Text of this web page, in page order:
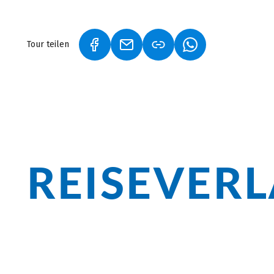
Tour teilen (LINK ÖFFNET IN NEUEM TAB)
(LINK ÖFFNET IN NEUEM TAB)
(LINK ÖFFNET IN